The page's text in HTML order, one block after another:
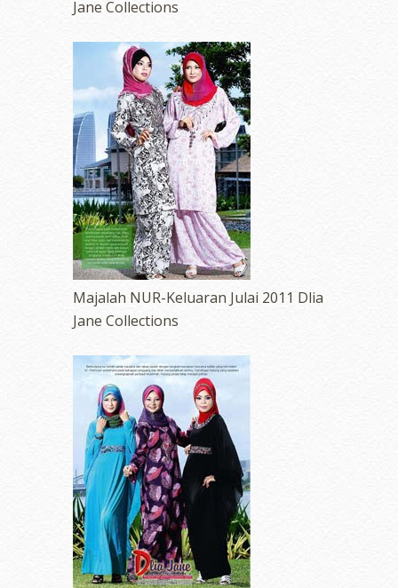
Jane Collections
Majalah NUR-Keluaran Julai 2011 Dlia
Jane Collections